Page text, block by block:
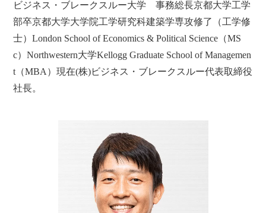
ビジネス・ブレークスルー大学 事務総長京都大学工学
部卒京都大学大学院工学研究科建築学専攻修了（工学修
士）London School of Economics & Political Science（MS
c）Northwestern大学Kellogg Graduate School of Managemen
t（MBA）現在(株)ビジネス・ブレークスルー代表取締役
社長。